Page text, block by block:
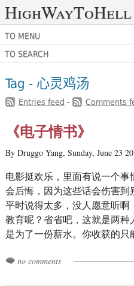
HighWayToHell
TO MENU
TO SEARCH
Tag - 心灵鸡汤
Entries feed - Comments
《电子情书》
By Druggo Yang, Sunday, June 23
电影挺欢乐，里面有说一个
会后悔，因为这些话会伤害到
平时说得太多，没人愿意听
教育呢？省省吧，这就是两
是为了一份薪水。你收获的只
no comments